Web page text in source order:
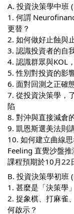
A. 投資決策學中班
1. 何謂
更替？
2. 如何做好止蝕與
3. 認識投資者的自
4. 認識群眾與KOL
5. 性別對投資的影
6. 面對回測之正確
7. 從投資決策學，
陷
8. 對沖與直接減倉
9. 凱恩斯選美法則
10. 如何建立曲線
Feeling 直覺沙盤推
課程預期於10月22
B. 投資決策學初班
1. 甚麼是「決策學
2. 捉象棋、打麻雀
何啟示？